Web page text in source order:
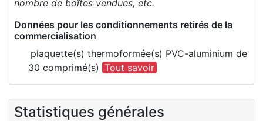
nombre de boîtes vendues, etc.
Données pour les conditionnements retirés de la
commercialisation
plaquette(s) thermoformée(s) PVC-aluminium de
30 comprimé(s) Tout savoir
Statistiques générales